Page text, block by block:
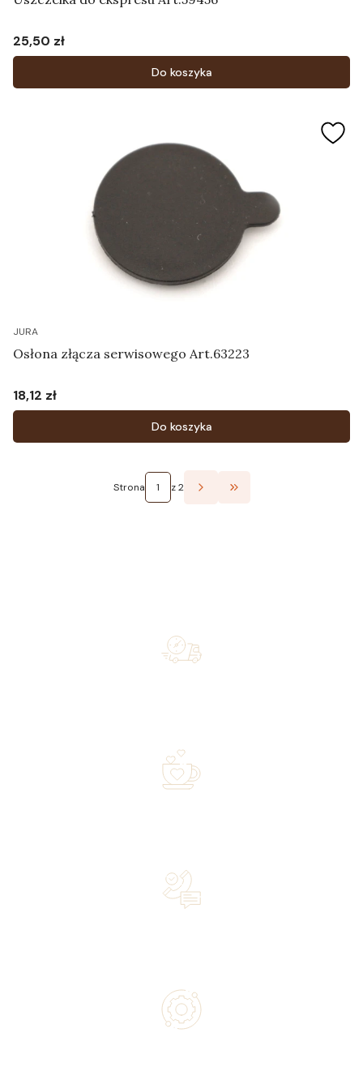
Cena
25,50 zł
Do koszyka
JURA
Osłona złącza serwisowego Art.63223
Cena
18,12 zł
Do koszyka
Strona z 2 Przejdź do ostatniej